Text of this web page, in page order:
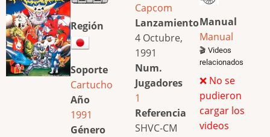
Región
Soporte
Cartucho
Año
1991
Género
Capcom
Lanzamiento
4 Octubre,
1991
Num.
Jugadores
1
Referencia
SHVC-CM
Manual
Manual
🎬 Videos
relacionados
❌ No se
pudieron
cargar los
videos